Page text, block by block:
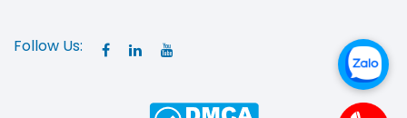
Follow Us: